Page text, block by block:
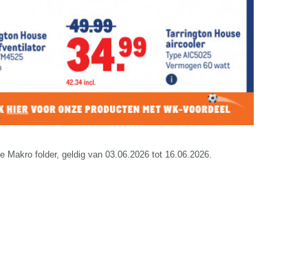
Makro folder, geldig van 03.06.2026 tot 16.06.2026.